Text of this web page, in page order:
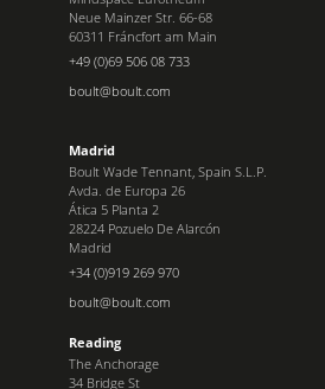
Neue Mainzer Str. 66-68
60311 Fráncfort am Main
+49 (0)69 506 08 733
boult@boult.com
Madrid
Boult Wade Tennant, Spain S.L.P.
Avda. de Europa 26
Ática 5 Planta 2
28224 Pozuelo De Alarcón
Madrid
+34 (0)919 269 970
boult@boult.com
Reading
The Anchorage
34 Bridge St